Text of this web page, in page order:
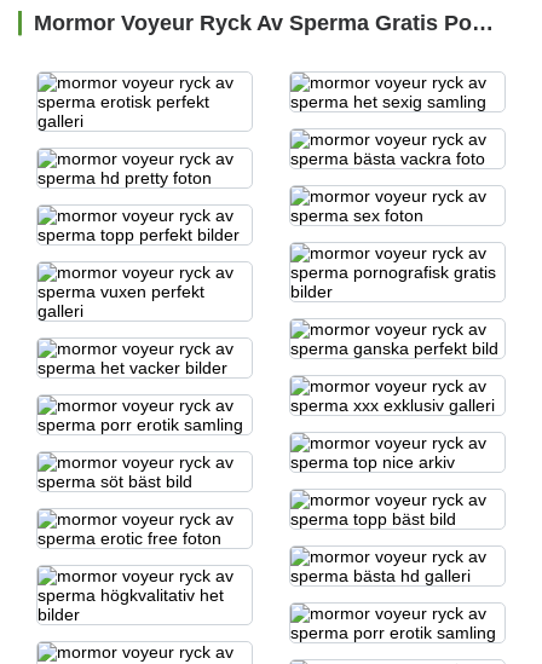
Mormor Voyeur Ryck Av Sperma Gratis Porrbilder